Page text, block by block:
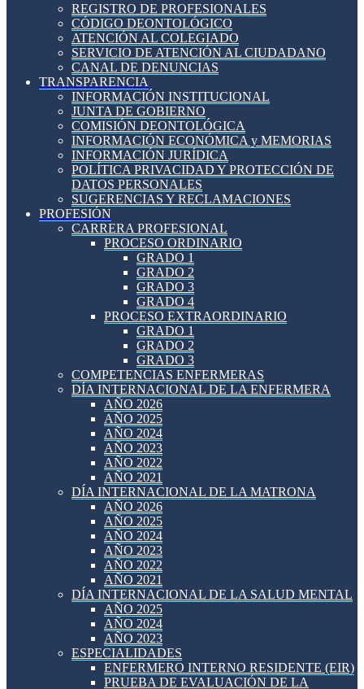
REGISTRO DE PROFESIONALES
CÓDIGO DEONTOLÓGICO
ATENCIÓN AL COLEGIADO
SERVICIO DE ATENCIÓN AL CIUDADANO
CANAL DE DENUNCIAS
TRANSPARENCIA
INFORMACIÓN INSTITUCIONAL
JUNTA DE GOBIERNO
COMISIÓN DEONTOLÓGICA
INFORMACIÓN ECONÓMICA y MEMORIAS
INFORMACIÓN JURÍDICA
POLÍTICA PRIVACIDAD Y PROTECCIÓN DE
DATOS PERSONALES
SUGERENCIAS Y RECLAMACIONES
PROFESIÓN
CARRERA PROFESIONAL
PROCESO ORDINARIO
GRADO 1
GRADO 2
GRADO 3
GRADO 4
PROCESO EXTRAORDINARIO
GRADO 1
GRADO 2
GRADO 3
COMPETENCIAS ENFERMERAS
DÍA INTERNACIONAL DE LA ENFERMERA
AÑO 2026
AÑO 2025
AÑO 2024
AÑO 2023
AÑO 2022
AÑO 2021
DÍA INTERNACIONAL DE LA MATRONA
AÑO 2026
AÑO 2025
AÑO 2024
AÑO 2023
AÑO 2022
AÑO 2021
DÍA INTERNACIONAL DE LA SALUD MENTAL
AÑO 2025
AÑO 2024
AÑO 2023
ESPECIALIDADES
ENFERMERO INTERNO RESIDENTE (EIR)
PRUEBA DE EVALUACIÓN DE LA